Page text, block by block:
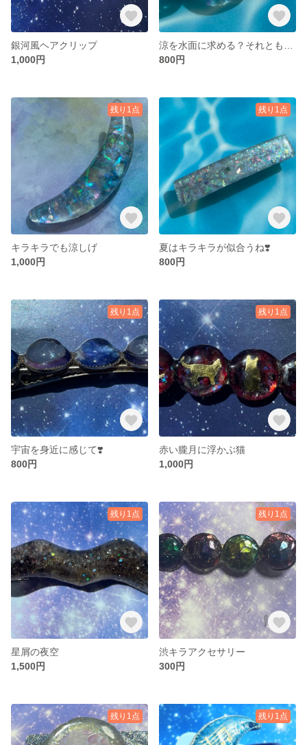
銀河風ヘアクリップ
1,000円
800円
残り1点
キラキラでも涼しげ
1,000円
残り1点
夏はキラキラが似合うね❣️
800円
残り1点
宇宙を身近に感じて❣️
800円
残り1点
赤い朧月に浮かぶ猫
1,000円
残り1点
星屑の夜空
1,500円
残り1点
渋キラアクセサリー
300円
残り1点 残り1点